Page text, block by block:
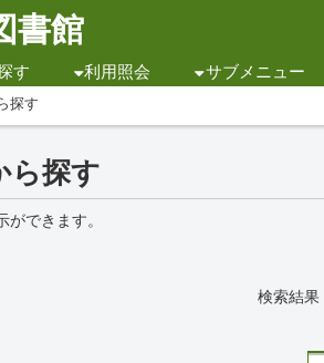
書館
す 利用照会 サブメニュー
探す
ら探す
できます。
検索